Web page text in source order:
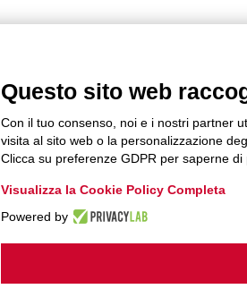
Questo sito web
Con il tuo consenso, noi e i nostri partner
visita al sito web o la personalizzazione
Clicca su preferenze GDPR per saperne di
Visualizza la Cookie Policy Completa
Powered by